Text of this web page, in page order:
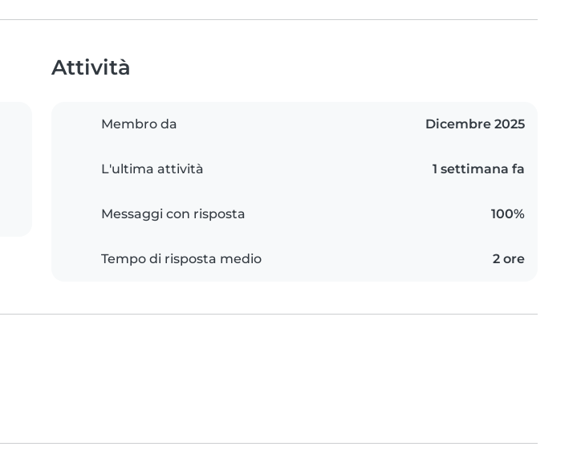
Attività
Membro da Dicembre 2025
L'ultima attività 1 settimana fa
Messaggi con risposta 100%
Tempo di risposta medio 2 ore